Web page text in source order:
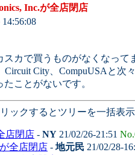
Inc.が全店閉店
14:56:08
スカで買うものがなくなっ
Circuit City、CompuUSAと
ことがないです。
ックするとツリーを一括表示
店閉店 - NY 21/02/26-21:51
が全店閉店 - 地元民 21/02/28-